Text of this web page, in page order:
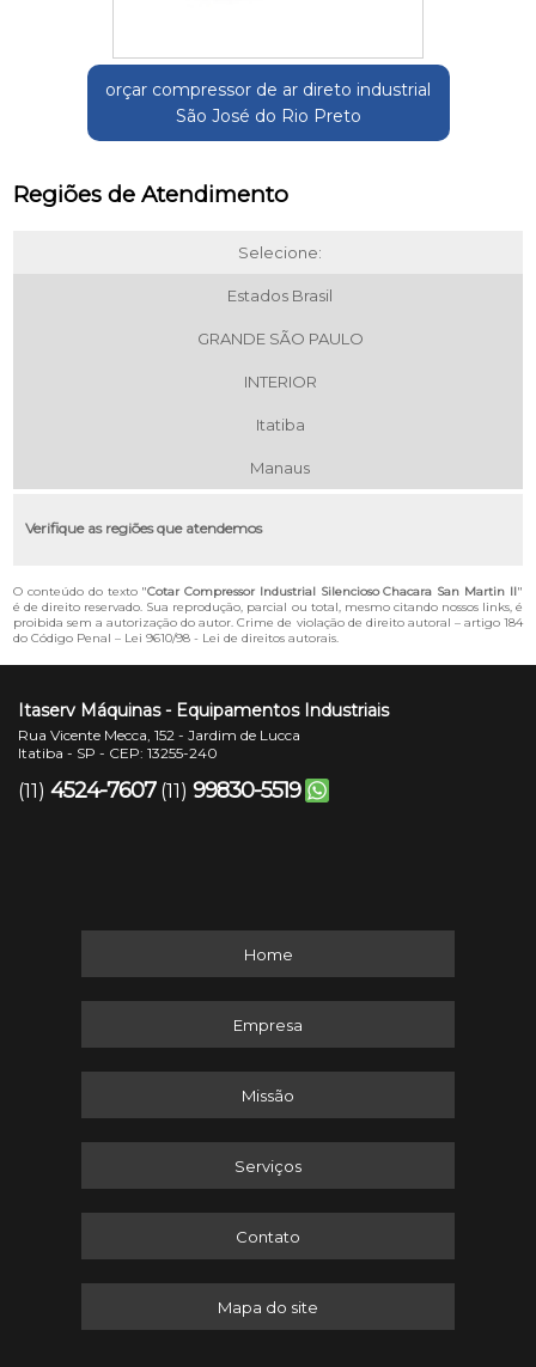
orçar compressor de ar direto industrial
São José do Rio Preto
Regiões de Atendimento
Selecione:
Estados Brasil
GRANDE SÃO PAULO
INTERIOR
Itatiba
Manaus
Verifique as regiões que atendemos
O conteúdo do texto "Cotar Compressor Industrial Silencioso Chacara San Martin II"
é de direito reservado. Sua reprodução, parcial ou total, mesmo citando nossos links, é
proibida sem a autorização do autor. Crime de violação de direito autoral – artigo 184
do Código Penal – Lei 9610/98 - Lei de direitos autorais.
Itaserv Máquinas - Equipamentos Industriais
Rua Vicente Mecca, 152 - Jardim de Lucca
Itatiba - SP - CEP: 13255-240
(11) 4524-7607 (11) 99830-5519
Home
Empresa
Missão
Serviços
Contato
Mapa do site